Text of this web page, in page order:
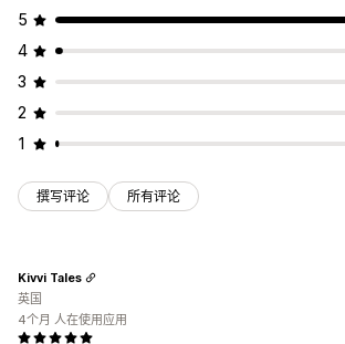
5
4
3
2
1
撰写评论 所有评论
Kivvi Tales
英国
4个月 人在使用应用